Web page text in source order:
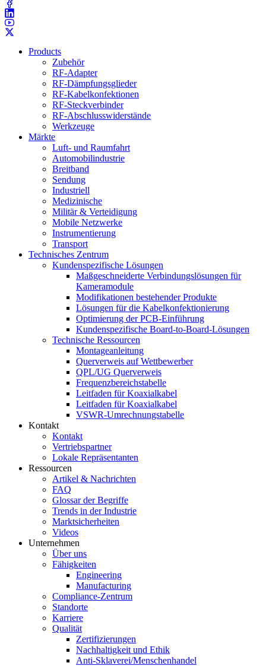
Products
Zubehör
RF-Adapter
RF-Dämpfungsglieder
RF-Kabelkonfektionen
RF-Steckverbinder
RF-Abschlusswiderstände
Werkzeuge
Märkte
Luft- und Raumfahrt
Automobilindustrie
Breitband
Sendung
Industriell
Medizinische
Militär & Verteidigung
Mobile Netzwerke
Instrumentierung
Transport
Technisches Zentrum
Kundenspezifische Lösungen
Maßgeschneiderte Verbindungslösungen für
Kameramodule
Modifikationen bestehender Produkte
Lösungen für die Kabelkonfektionierung
Optimierung der PCB-Einführung
Kundenspezifische Board-to-Board-Lösungen
Technische Ressourcen
Montageanleitung
Querverweis auf Wettbewerber
QPL/UG Querverweis
Frequenzbereichstabelle
Leitfaden für Koaxialkabel
Leitfaden für Koaxialkabel
VSWR-Umrechnungstabelle
Kontakt
Kontakt
Vertriebspartner
Lokale Repräsentanten
Ressourcen
Artikel & Nachrichten
FAQ
Glossar der Begriffe
Trends in der Industrie
Marktsicherheiten
Videos
Unternehmen
Über uns
Fähigkeiten
Engineering
Manufacturing
Compliance-Zentrum
Standorte
Karriere
Qualität
Zertifizierungen
Nachhaltigkeit und Ethik
Anti-Sklaverei/Menschenhandel